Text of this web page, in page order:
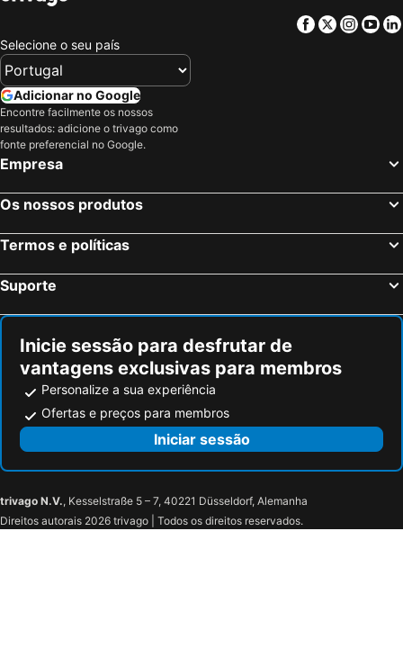
Facebook
Twitter
Selecione o seu país
Adicionar no Google
Encontre facilmente os nossos
resultados: adicione o trivago como
fonte preferencial no Google.
Empresa
Os nossos produtos
Termos e políticas
Suporte
Inicie sessão para desfrutar de
vantagens exclusivas para membros
Personalize a sua experiência
Ofertas e preços para membros
Iniciar sessão
trivago N.V., Kesselstraße 5 – 7, 40221 Düsseldorf, Alemanha
Direitos autorais 2026 trivago | Todos os direitos reservados.